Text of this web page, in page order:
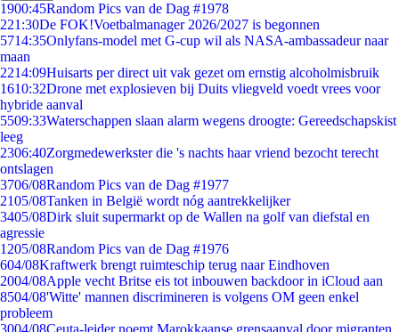
1900:45Random Pics van de Dag #1978
221:30De FOK!Voetbalmanager 2026/2027 is begonnen
5714:35Onlyfans-model met G-cup wil als NASA-ambassadeur naar
maan
2214:09Huisarts per direct uit vak gezet om ernstig alcoholmisbruik
1610:32Drone met explosieven bij Duits vliegveld voedt vrees voor
hybride aanval
5509:33Waterschappen slaan alarm wegens droogte: Gereedschapskist
leeg
2306:40Zorgmedewerkster die 's nachts haar vriend bezocht terecht
ontslagen
3706/08Random Pics van de Dag #1977
2105/08Tanken in België wordt nóg aantrekkelijker
3405/08Dirk sluit supermarkt op de Wallen na golf van diefstal en
agressie
1205/08Random Pics van de Dag #1976
604/08Kraftwerk brengt ruimteschip terug naar Eindhoven
2004/08Apple vecht Britse eis tot inbouwen backdoor in iCloud aan
8504/08'Witte' mannen discrimineren is volgens OM geen enkel
probleem
3004/08Ceuta-leider noemt Marokkaanse grensaanval door migranten